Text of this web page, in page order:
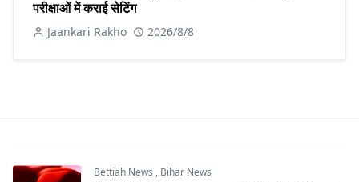
परीक्षाओं में कराई सेटिंग
Jaankari Rakho 2026/8/8
Bettiah News , Bihar News